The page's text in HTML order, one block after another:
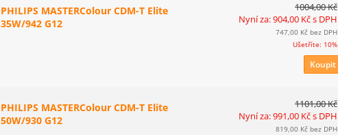
PHILIPS MASTERColour CDM-T Elite
35W/942 G12
1004,00 Kč
Nyní za: 904,00 Kčs DPH
747,00 Kč bez DPH
Ušetříte: 10%
Koupit
PHILIPS MASTERColour CDM-T Elite
50W/930 G12
1101,00 Kč
Nyní za: 991,00 Kčs DPH
819,00 Kč bez DPH